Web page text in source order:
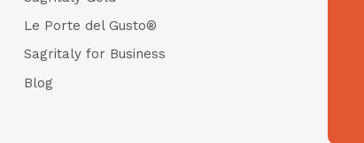
Le Porte del Gusto®
Sagritaly for Business
Blog